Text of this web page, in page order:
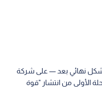
نهائي بعد — على شركة
الأولى من انتشار "قوة